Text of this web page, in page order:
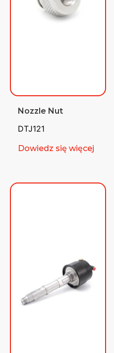
Nozzle Nut
DTJ121
Dowiedz się więcej